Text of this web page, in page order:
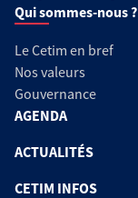
Qui sommes-nous ?
Le Cetim en bref
Nos valeurs
Gouvernance
AGENDA
ACTUALITÉS
CETIM INFOS